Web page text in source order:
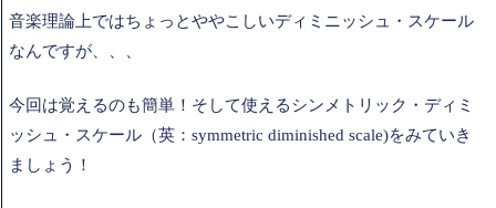
音楽理論上ではちょっとややこしいディミニッシュ・スケール
なんですが、、、
今回は覚えるのも簡単！そして使えるシンメトリック・ディミ
ッシュ・スケール（英：symmetric diminished scale)をみていき
ましょう！